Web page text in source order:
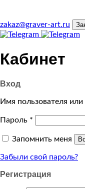
zakaz@graver-art.ru
Кабинет
Вход
Имя пользователя или
Пароль *
Запомнить меня
Забыли свой пароль?
Регистрация